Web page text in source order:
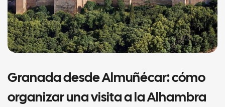
Granada desde Almuñécar: cómo
organizar una visita a la Alhambra